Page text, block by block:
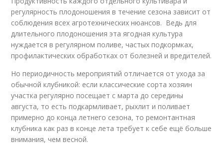
регулярность плодоношения в течение сезона зависит от
соблюдения всех агротехнических нюансов. Ведь для
длительного плодоношения эта ягодная культура
нуждается в регулярном поливе, частых подкормках,
профилактических обработках от болезней и вредителей.
Но периодичность мероприятий отличается от ухода за
обычной клубникой: если классические сорта хозяин
участка регулярно посещает с марта до середины
августа, то есть подкармливает, рыхлит и поливает
примерно до конца летнего сезона, то ремонтантная
клубника как раз в конце лета требует к себе ещё больше
внимания, чем весной.